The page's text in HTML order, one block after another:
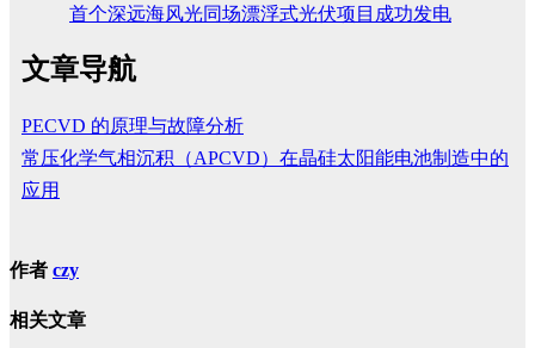
首个深远海风光同场漂浮式光伏项目成功发电
文章导航
PECVD 的原理与故障分析
常压化学气相沉积（APCVD）在晶硅太阳能电池制造中的
应用
作者 czy
相关文章